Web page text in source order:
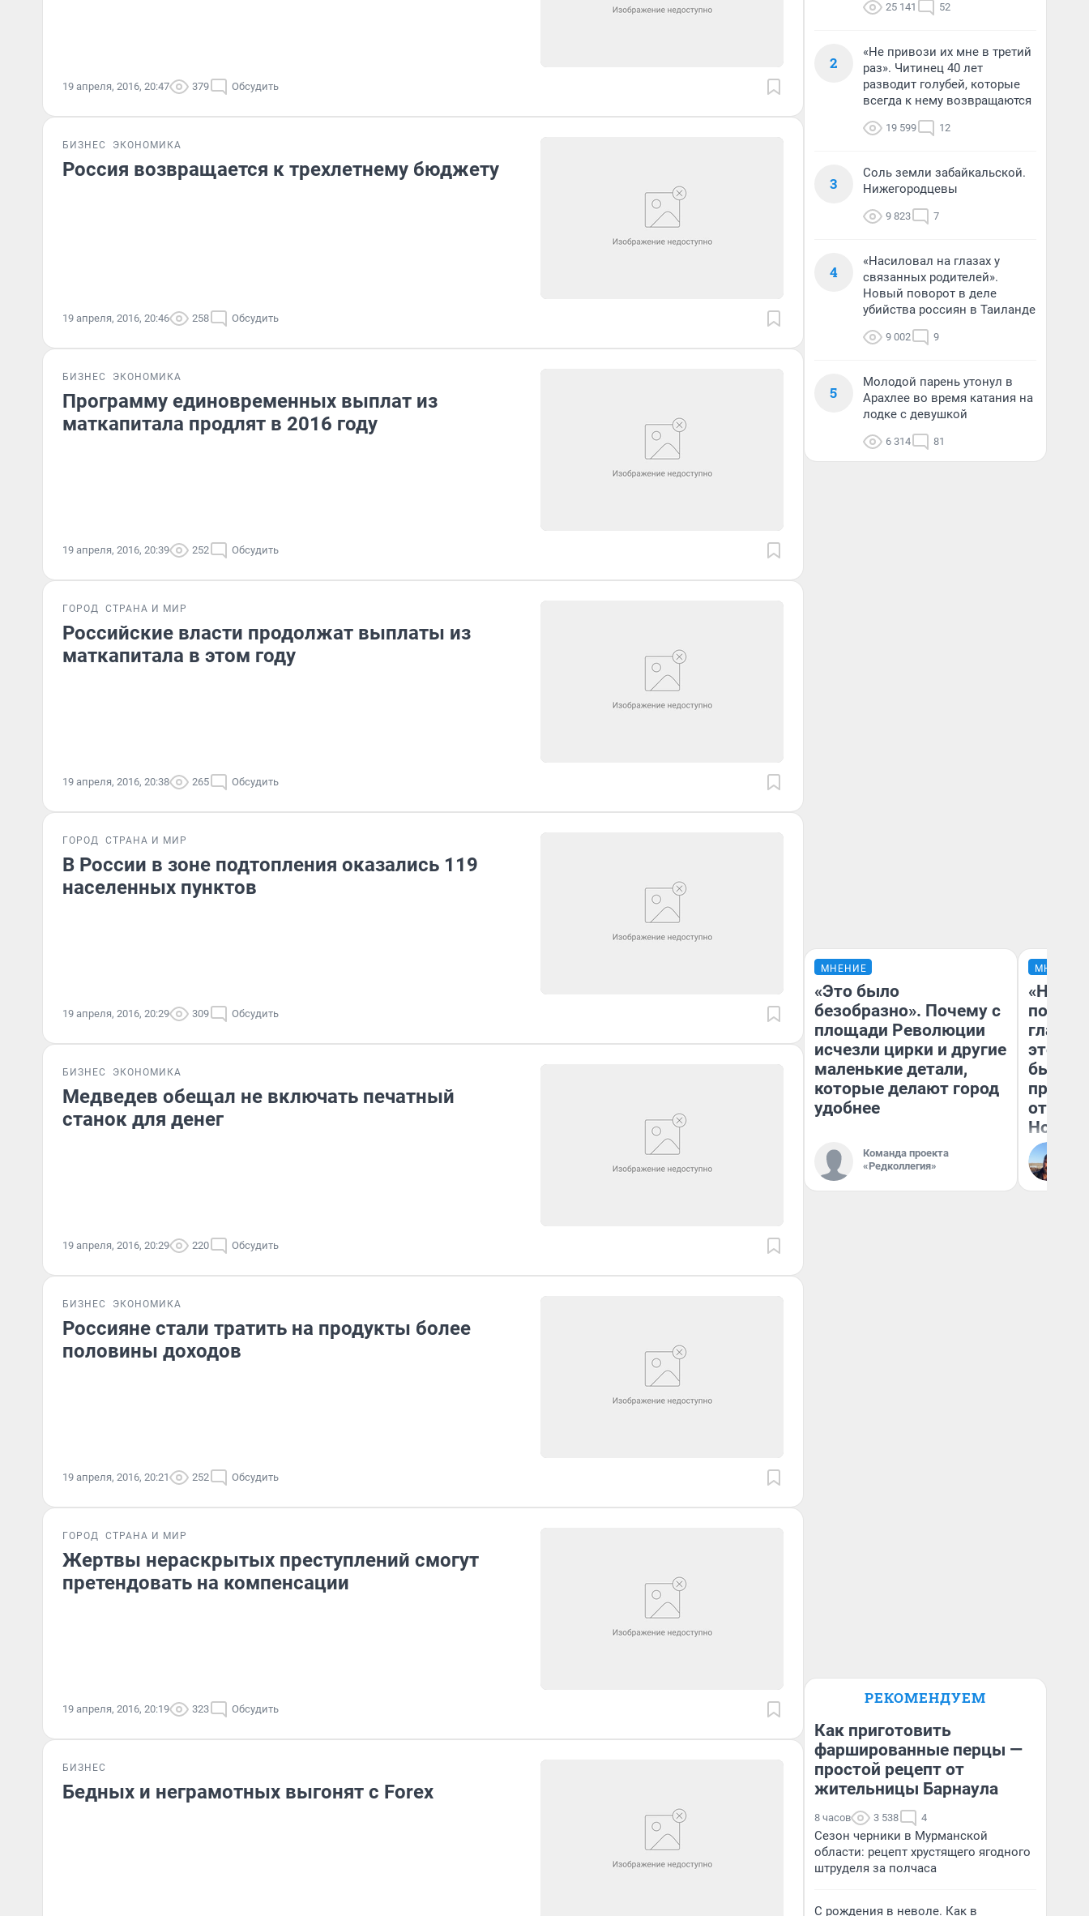
19 апреля, 2016, 20:47 379 Обсудить
БИЗНЕС ЭКОНОМИКА
Россия возвращается к трехлетнему бюджету
19 апреля, 2016, 20:46 258 Обсудить
БИЗНЕС ЭКОНОМИКА
Программу единовременных выплат из
маткапитала продлят в 2016 году
19 апреля, 2016, 20:39 252 Обсудить
ГОРОД СТРАНА И МИР
Российские власти продолжат выплаты из
маткапитала в этом году
19 апреля, 2016, 20:38 265 Обсудить
ГОРОД СТРАНА И МИР
В России в зоне подтопления оказались 119
населенных пунктов
19 апреля, 2016, 20:29 309 Обсудить
БИЗНЕС ЭКОНОМИКА
Медведев обещал не включать печатный
станок для денег
19 апреля, 2016, 20:29 220 Обсудить
БИЗНЕС ЭКОНОМИКА
Россияне стали тратить на продукты более
половины доходов
19 апреля, 2016, 20:21 252 Обсудить
ГОРОД СТРАНА И МИР
Жертвы нераскрытых преступлений смогут
претендовать на компенсации
19 апреля, 2016, 20:19 323 Обсудить
БИЗНЕС
Бедных и неграмотных выгонят с Forex
25 141 52
2
«Не привози их мне в третий
раз». Читинец 40 лет
разводит голубей, которые
всегда к нему возвращаются
19 599 12
3
Соль земли забайкальской.
Нижегородцевы
9 823 7
4
«Насиловал на глазах у
связанных родителей».
Новый поворот в деле
убийства россиян в Таиланде
9 002 9
5
Молодой парень утонул в
Арахлее во время катания на
лодке с девушкой
6 314 81
МНЕНИЕ
«Это было
безобразно». Почему с
площади Революции
исчезли цирки и другие
маленькие детали,
которые делают город
удобнее
Команда проекта
«Редколлегия»
МНЕНИЕ
этого
бьет
отзыв
Нолана
РЕКОМЕНДУЕМ
Как приготовить
фаршированные перцы —
простой рецепт от
жительницы Барнаула
8 часов 3 538 4
Сезон черники в Мурманской
области: рецепт хрустящего ягодного
штруделя за полчаса
С рождения в неволе. Как в